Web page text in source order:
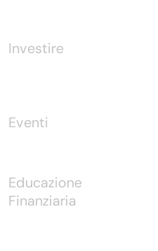
Investire
Eventi
Educazione
Finanziaria